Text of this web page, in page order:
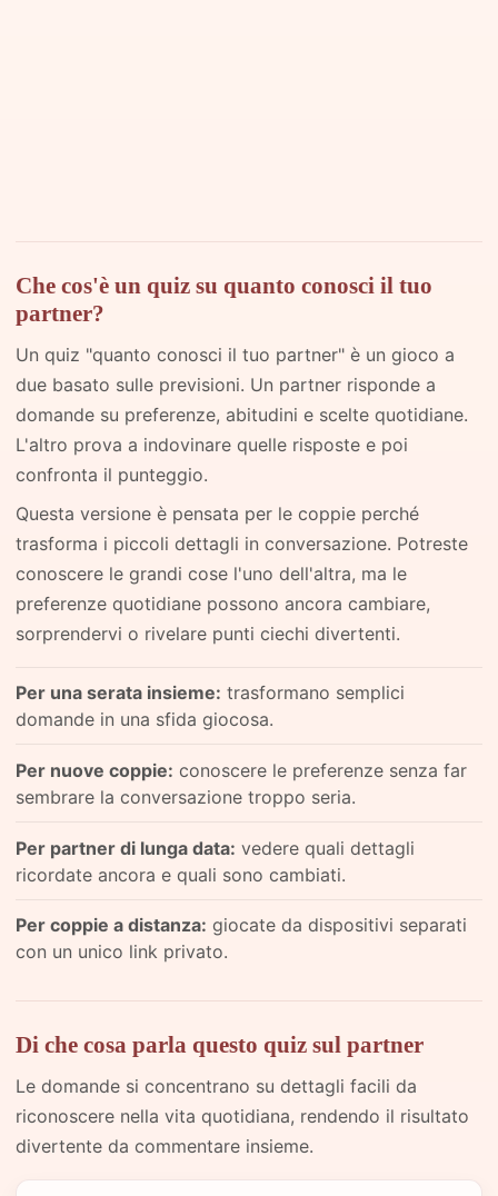
Che cos'è un quiz su quanto conosci il tuo
partner?
Un quiz "quanto conosci il tuo partner" è un gioco a
due basato sulle previsioni. Un partner risponde a
domande su preferenze, abitudini e scelte quotidiane.
L'altro prova a indovinare quelle risposte e poi
confronta il punteggio.
Questa versione è pensata per le coppie perché
trasforma i piccoli dettagli in conversazione. Potreste
conoscere le grandi cose l'uno dell'altra, ma le
preferenze quotidiane possono ancora cambiare,
sorprendervi o rivelare punti ciechi divertenti.
Per una serata insieme: trasformano semplici
domande in una sfida giocosa.
Per nuove coppie: conoscere le preferenze senza far
sembrare la conversazione troppo seria.
Per partner di lunga data: vedere quali dettagli
ricordate ancora e quali sono cambiati.
Per coppie a distanza: giocate da dispositivi separati
con un unico link privato.
Di che cosa parla questo quiz sul partner
Le domande si concentrano su dettagli facili da
riconoscere nella vita quotidiana, rendendo il risultato
divertente da commentare insieme.